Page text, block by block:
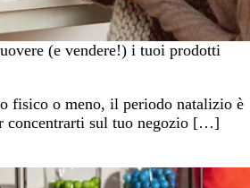
(e vendere!) i tuoi prodotti
fisico o meno, il periodo natalizio è
concentrarti sul tuo negozio […]